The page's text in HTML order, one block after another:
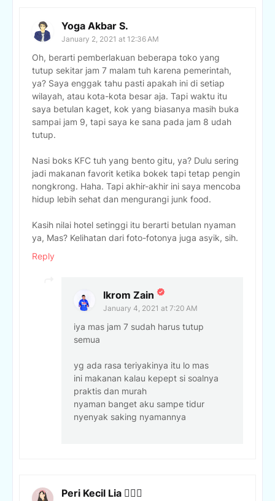
Yoga Akbar S.
January 2, 2021 at 12:36 AM
Oh, berarti pemberlakuan beberapa toko yang
tutup sekitar jam 7 malam tuh karena pemerintah,
ya? Saya enggak tahu pasti apakah ini di setiap
wilayah, atau kota-kota besar aja. Tapi waktu itu
saya betulan kaget, kok yang biasanya masih buka
sampai jam 9, tapi saya ke sana pada jam 8 udah
tutup.
Nasi boks KFC tuh yang bento gitu, ya? Dulu sering
jadi makanan favorit ketika bokek tapi tetap pengin
nongkrong. Haha. Tapi akhir-akhir ini saya mencoba
hidup lebih sehat dan mengurangi junk food.
Kasih nilai hotel setinggi itu berarti betulan nyaman
ya, Mas? Kelihatan dari foto-fotonya juga asyik, sih.
Reply
Ikrom Zain
January 4, 2021 at 7:20 AM
iya mas jam 7 sudah harus tutup
semua
yg ada rasa teriyakinya itu lo mas
ini makanan kalau kepept si soalnya
praktis dan murah
nyaman banget aku sampe tidur
nyenyak saking nyamannya
Peri Kecil Lia 🧚🏻‍♀️